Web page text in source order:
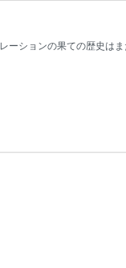
ションの果ての歴史は